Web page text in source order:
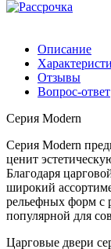
Описание
Отзывы
Вопрос-ответ
Серия Modern
Серия Modern
ценит
Благодаря
широкий
рельефных форм с
популярной для
Царговые двери